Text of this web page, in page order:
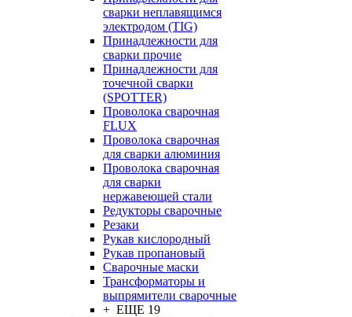
сварки неплавящимся
электродом (TIG)
Принадлежности для
сварки прочие
Принадлежности для
точечной сварки
(SPOTTER)
Проволока сварочная
FLUX
Проволока сварочная
для сварки алюминия
Проволока сварочная
для сварки
нержавеющей стали
Редукторы сварочные
Резаки
Рукав кислородный
Рукав пропановый
Сварочные маски
Трансформаторы и
выпрямители сварочные
+ ЕЩЕ 19